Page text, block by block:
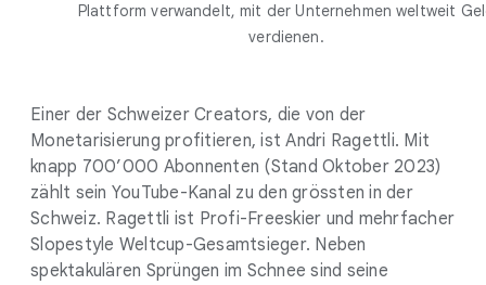
Plattform verwandelt, mit der Unternehmen weltweit
verdienen.
Einer der Schweizer Creators, die von der
Monetarisierung profitieren, ist Andri Ragettli. Mit
knapp 700’000 Abonnenten (Stand Oktober 2023)
zählt sein YouTube-Kanal zu den grössten in der
Schweiz. Ragettli ist Profi-Freeskier und mehrfacher
Slopestyle Weltcup-Gesamtsieger. Neben
spektakulären Sprüngen im Schnee sind seine